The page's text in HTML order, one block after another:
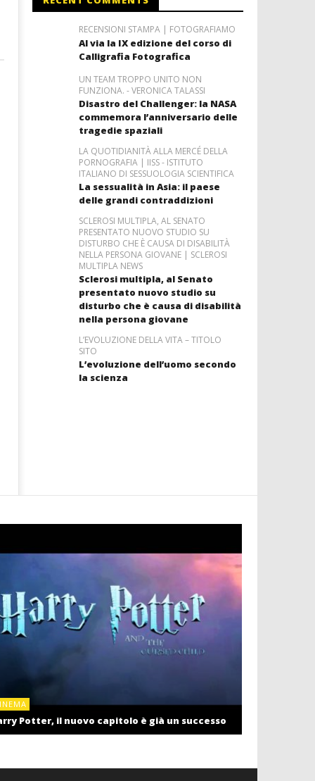
RECENSIONI STAMPA | FOTOGRAFIAMO
Al via la IX edizione del corso di
Calligrafia Fotografica
UN TEAM TROPPO UNITO NON
FUNZIONA. - VERONICA TALASSI
Disastro del Challenger: la NASA
commemora l’anniversario delle
tragedie spaziali
LA QUOTIDIANITÀ ALLA MERCÉ DELLA
PORNOGRAFIA | IISS - ISTITUTO
ITALIANO DI SESSUOLOGIA SCIENTIFICA
La sessualità in Asia: il paese
delle grandi contraddizioni
SCLEROSI MULTIPLA, AL SENATO
PRESENTATO NUOVO STUDIO SU
DISTURBO CHE È CAUSA DI DISABILITÀ
NELLA PERSONA GIOVANE | SCLEROSI
MULTIPLA NEWS
Sclerosi multipla, al Senato
presentato nuovo studio su
disturbo che è causa di disabilità
nella persona giovane
L’EVOLUZIONE DELLA VITA – TITOLO
SITO
L’evoluzione dell’uomo secondo
la scienza
Potter, il nuovo capitolo è già un successo